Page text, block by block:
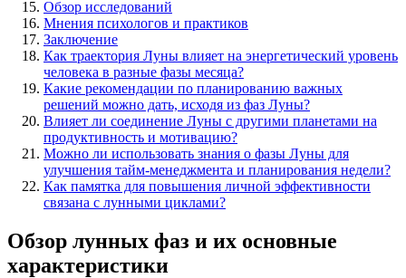
Обзор исследований
Мнения психологов и практиков
Заключение
Как траектория Луны влияет на энергетический уровень
человека в разные фазы месяца?
Какие рекомендации по планированию важных
решений можно дать, исходя из фаз Луны?
Влияет ли соединение Луны с другими планетами на
продуктивность и мотивацию?
Можно ли использовать знания о фазы Луны для
улучшения тайм-менеджмента и планирования недели?
Как памятка для повышения личной эффективности
связана с лунными циклами?
Обзор лунных фаз и их основные
характеристики